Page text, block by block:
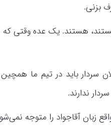
بزنی.
هستند. یک عده وقتی که
سردار باید در تیم ما
ندارند.
زبان آقاجواد را متوجه